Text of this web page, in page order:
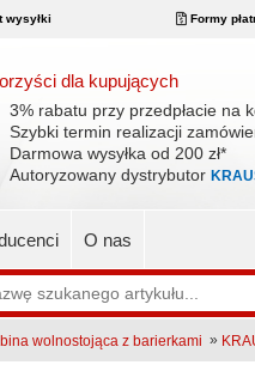
wysyłki Formy
dla kupujących
3% rabatu przy przedpłacie na
Szybki termin realizacji
Darmowa wysyłka od 200 zł*
Autoryzowany dystrybutor
O nas
wolnostojąca z barierkami »